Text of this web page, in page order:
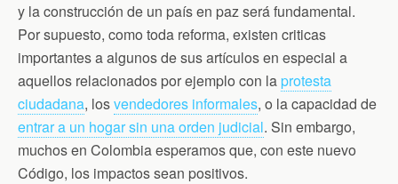
y la construcción de un país en paz será fundamental.
Por supuesto, como toda reforma, existen criticas
importantes a algunos de sus artículos en especial a
aquellos relacionados por ejemplo con laprotesta
ciudadana, losvendedores informales, o la capacidad de
entrar a un hogar sin una orden judicial. Sin embargo,
muchos en Colombia esperamos que, con este nuevo
Código, los impactos sean positivos.